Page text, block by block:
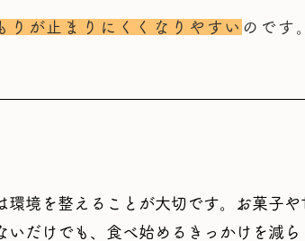
りが止まりにくくなりやすい のです。
境を整えることが大切です。お菓子や
だけでも、食べ始めるきっかけを減